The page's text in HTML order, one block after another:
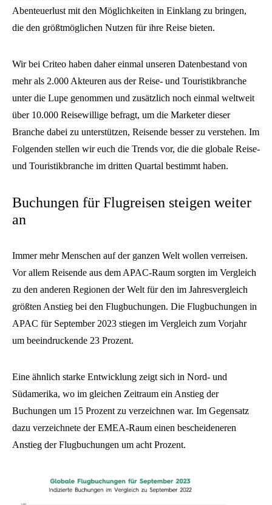
Abenteuerlust mit den Möglichkeiten in Einklang zu bringen,
die den größtmöglichen Nutzen für ihre Reise bieten.
Wir bei Criteo haben daher einmal unseren Datenbestand von
mehr als 2.000 Akteuren aus der Reise- und Touristikbranche
unter die Lupe genommen und zusätzlich noch einmal weltweit
über 10.000 Reisewillige befragt, um die Marketer dieser
Branche dabei zu unterstützen, Reisende besser zu verstehen. Im
Folgenden stellen wir euch die Trends vor, die die globale Reise-
und Touristikbranche im dritten Quartal bestimmt haben.
Buchungen für Flugreisen steigen weiter
an
Immer mehr Menschen auf der ganzen Welt wollen verreisen.
Vor allem Reisende aus dem APAC-Raum sorgten im Vergleich
zu den anderen Regionen der Welt für den im Jahresvergleich
größten Anstieg bei den Flugbuchungen. Die Flugbuchungen in
APAC für September 2023 stiegen im Vergleich zum Vorjahr
um beeindruckende 23 Prozent.
Eine ähnlich starke Entwicklung zeigt sich in Nord- und
Südamerika, wo im gleichen Zeitraum ein Anstieg der
Buchungen um 15 Prozent zu verzeichnen war. Im Gegensatz
dazu verzeichnete der EMEA-Raum einen bescheideneren
Anstieg der Flugbuchungen um acht Prozent.